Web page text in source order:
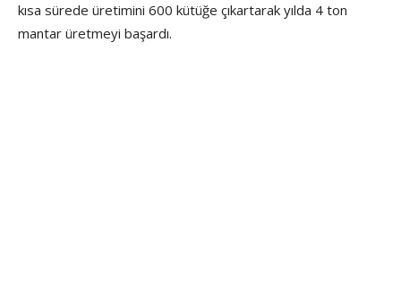
kısa sürede üretimini 600 kütüğe çıkartarak yılda 4 ton
mantar üretmeyi başardı.